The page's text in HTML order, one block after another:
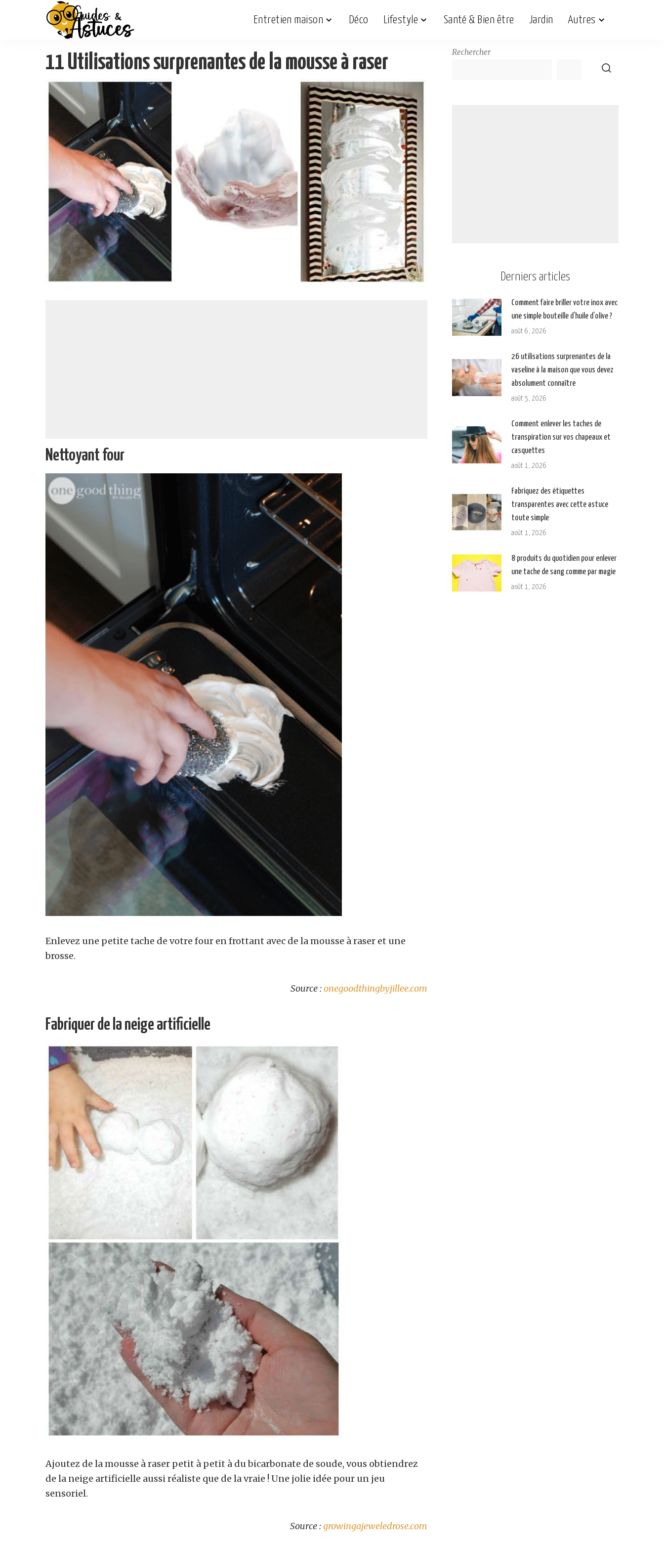
Entretien maison Déco Lifestyle Santé & Bien être Jardin Autres
11 Utilisations surprenantes de la mousse à raser
Nettoyant four
Enlevez une petite tache de votre four en frottant avec de la mousse à raser et une
brosse.
Source :onegoodthingbyjillee.com
Fabriquer de la neige artificielle
Ajoutez de la mousse à raser petit à petit à du bicarbonate de soude, vous obtiendrez
de la neige artificielle aussi réaliste que de la vraie ! Une jolie idée pour un jeu
sensoriel.
Source :growingajeweledrose.com
Rechercher
Derniers articles
Comment faire briller votre inox avec
une simple bouteille d’huile d’olive ?
août 6, 2026
26 utilisations surprenantes de la
vaseline à la maison que vous devez
absolument connaître
août 5, 2026
Comment enlever les taches de
transpiration sur vos chapeaux et
casquettes
août 1, 2026
Fabriquez des étiquettes
transparentes avec cette astuce
toute simple
août 1, 2026
8 produits du quotidien pour enlever
une tache de sang comme par magie
août 1, 2026